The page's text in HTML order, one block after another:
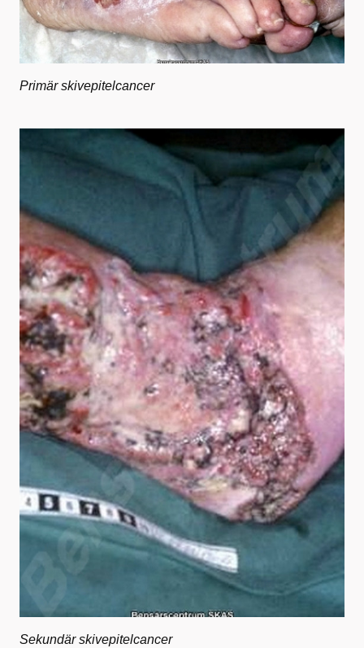
Primär skivepitelcancer
Sekundär skivepitelcancer